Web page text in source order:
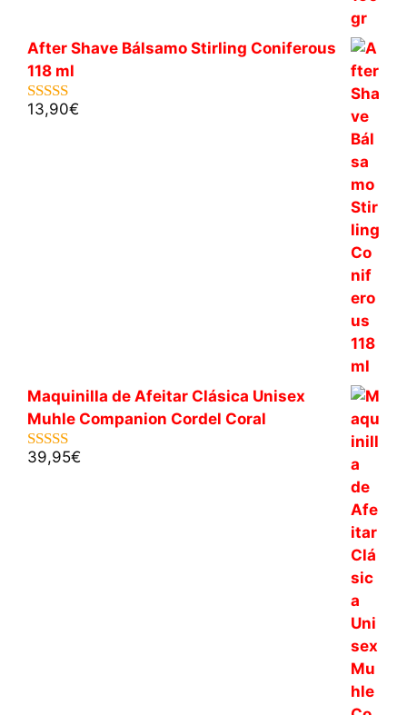
After Shave Bálsamo Stirling Coniferous
118 ml
5.00de 5
13,90€
Maquinilla de Afeitar Clásica Unisex
Muhle Companion Cordel Coral
5.00de 5
39,95€